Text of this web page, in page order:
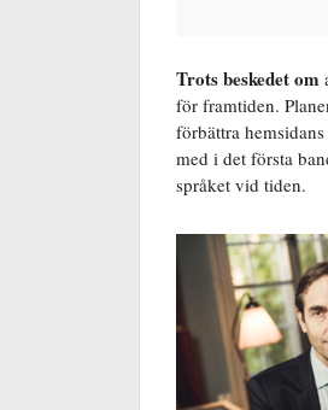
Trots beskedet om
för framtiden.
förbättra
med i det första
språket vid tiden.